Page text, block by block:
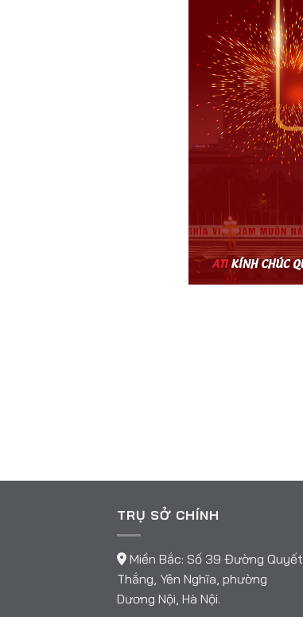
TRỤ SỞ CHÍNH
Miền Bắc: Số 39 Đường Quyết
Thắng, Yên Nghĩa, phường
Dương Nội, Hà Nội.